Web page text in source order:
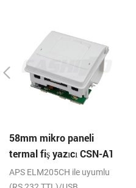
58mm mikro paneli
termal fiş yazıcı CSN-A1
APS ELM205CH ile uyumlu